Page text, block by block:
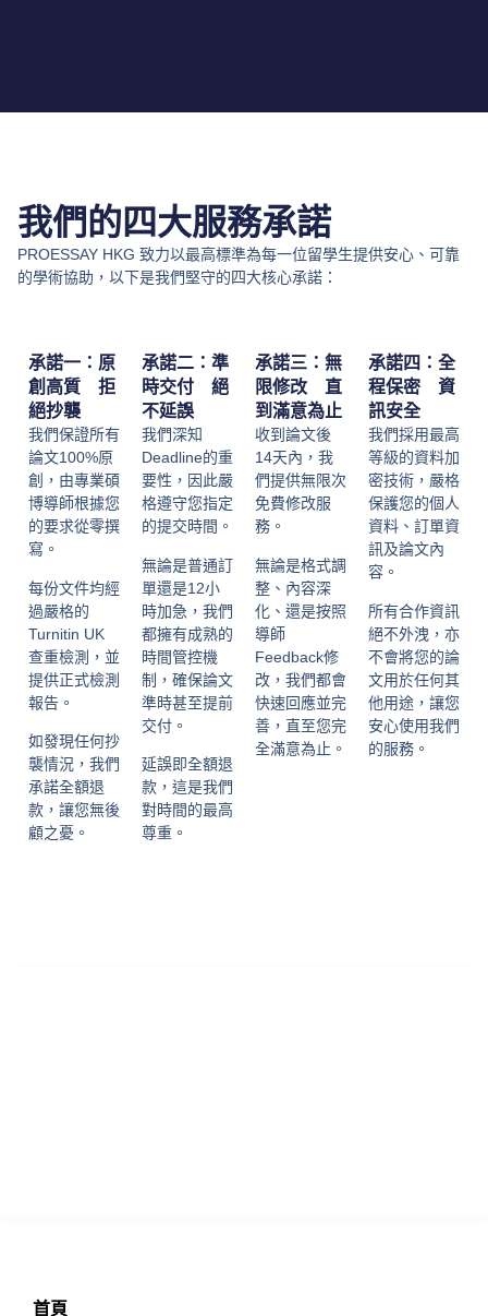
我們的四大服務承諾
PROESSAY HKG 致力以最高標準為每一位留學生提供安心、可靠
的學術協助，以下是我們堅守的四大核心承諾：
承諾一：原
創高質 拒
絕抄襲
我們保證所有
論文100%原
創，由專業碩
博導師根據您
的要求從零撰
寫。
每份文件均經
過嚴格的
Turnitin UK
查重檢測，並
提供正式檢測
報告。
如發現任何抄
襲情況，我們
承諾全額退
款，讓您無後
顧之憂。
承諾二：準
時交付 絕
不延誤
我們深知
Deadline的重
要性，因此嚴
格遵守您指定
的提交時間。
無論是普通訂
單還是12小
時加急，我們
都擁有成熟的
時間管控機
制，確保論文
準時甚至提前
交付。
延誤即全額退
款，這是我們
對時間的最高
尊重。
承諾三：無
限修改 直
到滿意為止
收到論文後
14天內，我
們提供無限次
免費修改服
務。
無論是格式調
整、內容深
化、還是按照
導師
Feedback修
改，我們都會
快速回應並完
善，直至您完
全滿意為止。
承諾四：全
程保密 資
訊安全
我們採用最高
等級的資料加
密技術，嚴格
保護您的個人
資料、訂單資
訊及論文內
容。
所有合作資訊
絕不外洩，亦
不會將您的論
文用於任何其
他用途，讓您
安心使用我們
的服務。
首頁